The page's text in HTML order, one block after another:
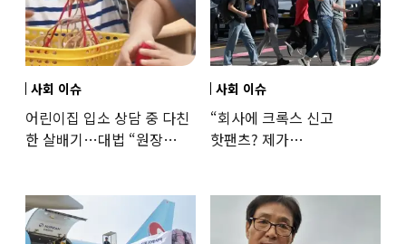
사회 이슈
어린이집 입소 상담 중 다친
한 살배기…대법 “원장
사회 이슈
“회사에 크록스 신고
핫팬츠? 제가